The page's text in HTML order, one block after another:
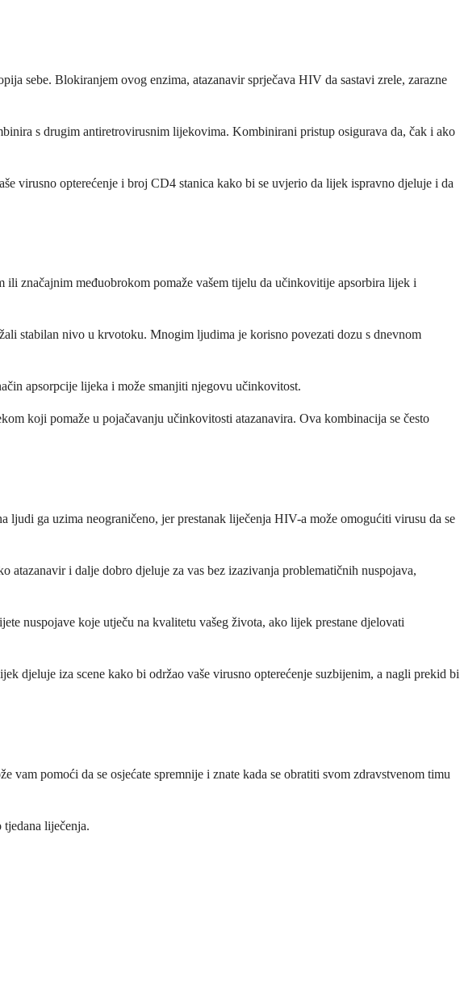
sebe. Blokiranjem ovog enzima, atazanavir sprječava HIV da sastavi zrele, zarazne
s drugim antiretrovirusnim lijekovima. Kombinirani pristup osigurava da, čak i ako
virusno opterećenje i broj CD4 stanica kako bi se uvjerio da lijek ispravno djeluje i da
značajnim međuobrokom pomaže vašem tijelu da učinkovitije apsorbira lijek i
stabilan nivo u krvotoku. Mnogim ljudima je korisno povezati dozu s dnevnom
apsorpcije lijeka i može smanjiti njegovu učinkovitost.
koji pomaže u pojačavanju učinkovitosti atazanavira. Ova kombinacija se često
ga uzima neograničeno, jer prestanak liječenja HIV-a može omogućiti virusu da se
i dalje dobro djeluje za vas bez izazivanja problematičnih nuspojava,
nuspojave koje utječu na kvalitetu vašeg života, ako lijek prestane djelovati
djeluje iza scene kako bi održao vaše virusno opterećenje suzbijenim, a nagli prekid bi
pomoći da se osjećate spremnije i znate kada se obratiti svom zdravstvenom timu
liječenja.